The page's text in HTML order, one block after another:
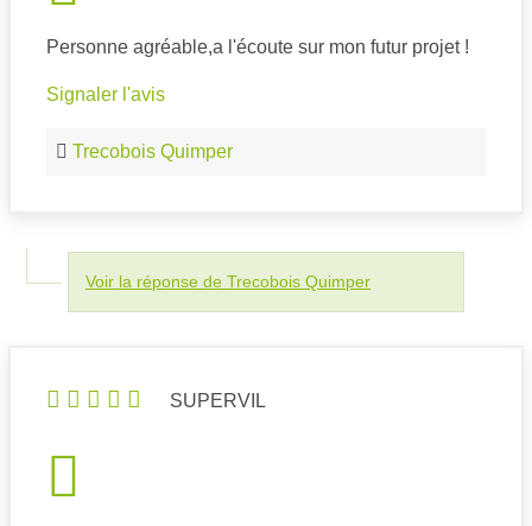
Personne agréable,a l'écoute sur mon futur projet !
Signaler l'avis
Trecobois Quimper
Voir la réponse de Trecobois Quimper
SUPERVIL